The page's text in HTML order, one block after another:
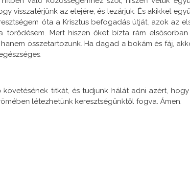
visszatérjünk az elejére, és lezárjuk. És akikkel
óta a Krisztus befogadás útját, azok az
törődésem. Mert hiszen őket bízta rám
összetartozunk. Ha dagad a bokám és fáj,
titkát, és tudjunk hálát adni azért,
létezhetünk keresztségünktől fogva. Ámen.